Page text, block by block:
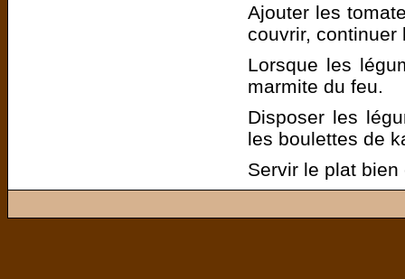
Ajouter les
couvrir, continuer
Lorsque les
marmite du feu.
Disposer les
les boulettes de
Servir le plat bien